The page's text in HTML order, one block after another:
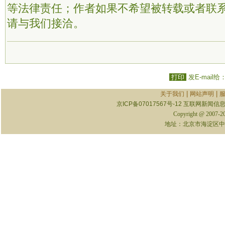
等法律责任；作者如果不希望被转载或者联
请与我们接洽。
打印 发E-mail给
关于我们 网站声明
京ICP备07017567号-12 互联网新闻信
Copyright @ 2007-
地址：北京市海淀区